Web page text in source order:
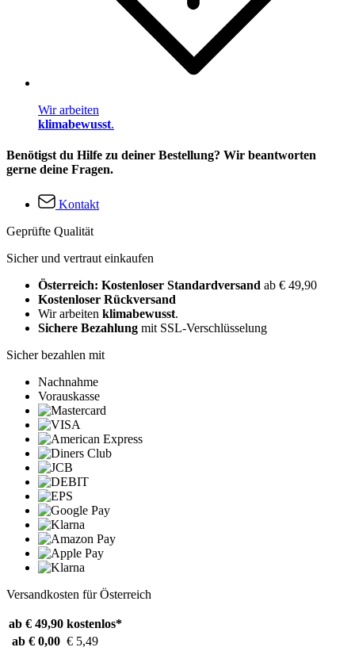
Wir arbeiten
klimabewusst.
Benötigst du Hilfe zu deiner Bestellung? Wir beantworten
gerne deine Fragen.
Kontakt
Geprüfte Qualität
Sicher und vertraut einkaufen
Österreich: Kostenloser Standardversand ab € 49,90
Kostenloser Rückversand
Wir arbeiten klimabewusst.
Sichere Bezahlung mit SSL-Verschlüsselung
Sicher bezahlen mit
Nachnahme
Vorauskasse
Versandkosten für Österreich
ab € 49,90 kostenlos*
ab € 0,00 € 5,49